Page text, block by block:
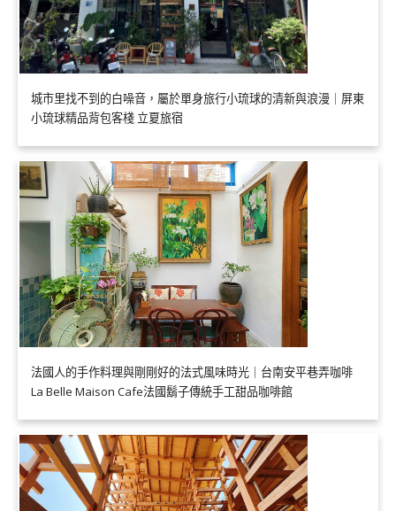
城市里找不到的白噪音，屬於單身旅行小琉球的清新與浪漫｜屏東
小琉球精品背包客棧 立夏旅宿
法國人的手作料理與剛剛好的法式風味時光｜台南安平巷弄咖啡
La Belle Maison Cafe法國鬍子傳統手工甜品咖啡館